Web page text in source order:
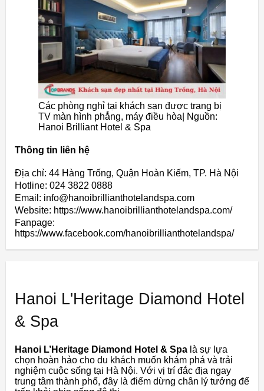
Các phòng nghỉ tại khách sạn được trang bị
TV màn hình phẳng, máy điều hòa| Nguồn:
Hanoi Brilliant Hotel & Spa
Thông tin liên hệ
Địa chỉ: 44 Hàng Trống, Quận Hoàn Kiếm, TP. Hà Nội
Hotline: 024 3822 0888
Email: info@hanoibrillianthotelandspa.com
Website: https://www.hanoibrillianthotelandspa.com/
Fanpage:
https://www.facebook.com/hanoibrillianthotelandspa/
Hanoi L'Heritage Diamond Hotel
& Spa
Hanoi L’Heritage Diamond Hotel & Spa là sự lựa
chọn hoàn hảo cho du khách muốn khám phá và trải
nghiệm cuộc sống tại Hà Nội. Với vị trí đắc địa ngay
trung tâm thành phố, đây là điểm dừng chân lý tưởng để